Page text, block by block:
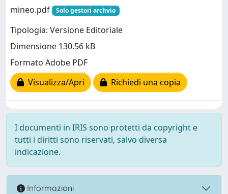
mineo.pdf
Solo gestori archvio
Tipologia: Versione Editoriale
Dimensione 130.56 kB
Formato Adobe PDF
Visualizza/Apri
Richiedi una copia
I documenti in IRIS sono protetti da copyright e
tutti i diritti sono riservati, salvo diversa
indicazione.
Informazioni